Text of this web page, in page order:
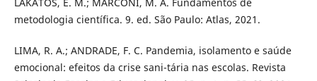
metodologia científica. 9. ed. São Paulo: Atlas, 2021.
LIMA, R. A.; ANDRADE, F. C. Pandemia, isolamento e saúde
emocional: efeitos da crise sani-tária nas escolas. Revista